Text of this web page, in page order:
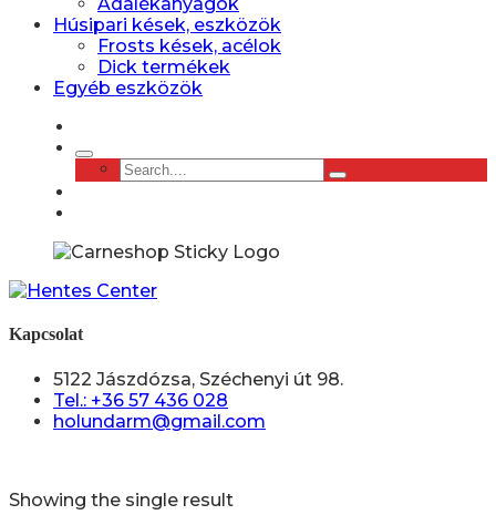
Húsipari kések, eszközök
Frosts kések, acélok
Dick termékek
Egyéb eszközök
Kapcsolat
5122 Jászdózsa, Széchenyi út 98.
Tel.: +36 57 436 028
holundarm@gmail.com
Showing the single result